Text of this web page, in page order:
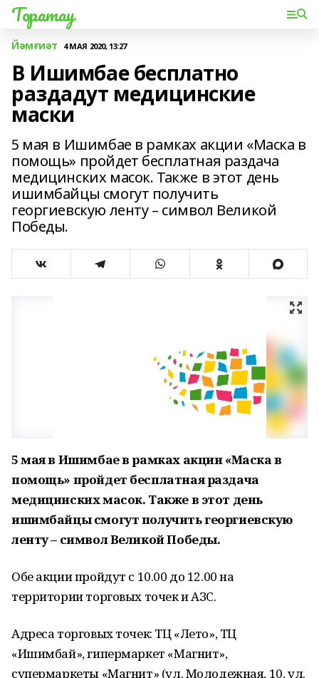
Торатау
Йәмғиәт 4 МАЯ 2020, 13:27
В Ишимбае бесплатно
раздадут медицинские
маски
5 мая в Ишимбае в рамках акции «Маска в
помощь» пройдет бесплатная раздача
медицинских масок. Также в этот день
ишимбайцы смогут получить
георгиевскую ленту – символ Великой
Победы.
5 мая в Ишимбае в рамках акции «Маска в
помощь» пройдет бесплатная раздача
медицинских масок. Также в этот день
ишимбайцы смогут получить георгиевскую
ленту – символ Великой Победы.
Обе акции пройдут с 10.00 до 12.00 на
территории торговых точек и АЗС.
Адреса торговых точек: ТЦ «Лето», ТЦ
«Ишимбай», гипермаркет «Магнит»,
супермаркеты «Магнит» (ул. Молодежная, 10, ул.